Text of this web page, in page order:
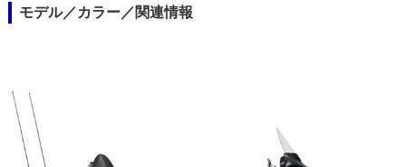
モデル／カラー／関連情報